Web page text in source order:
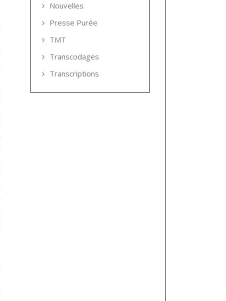
Nouvelles
Presse Purée
TMT
Transcodages
Transcriptions